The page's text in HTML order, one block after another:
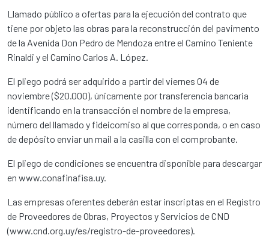
Llamado público a ofertas para la ejecución del contrato que
tiene por objeto las obras para la reconstrucción del pavimento
de la Avenida Don Pedro de Mendoza entre el Camino Teniente
Rinaldi y el Camino Carlos A. López.
El pliego podrá ser adquirido a partir del viernes 04 de
noviembre ($20.000), únicamente por transferencia bancaria
identificando en la transacción el nombre de la empresa,
número del llamado y fideicomiso al que corresponda, o en caso
de depósito enviar un mail a la casilla con el comprobante.
El pliego de condiciones se encuentra disponible para descargar
en www.conafinafisa.uy.
Las empresas oferentes deberán estar inscriptas en el Registro
de Proveedores de Obras, Proyectos y Servicios de CND
(www.cnd.org.uy/es/registro-de-proveedores).